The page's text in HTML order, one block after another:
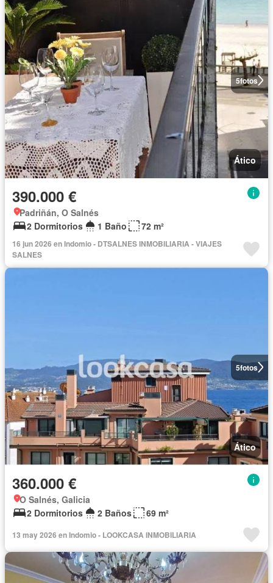
5fotos
Ático
390.000 €
Padriñán, O Salnés
2 Dormitorios
1 Baño 72 m²
16 jun 2026 en Indomio - DTSALNES INMOBILIARIA - VIAJES
SALNES
5fotos
Ático
360.000 €
O Salnés, Galicia
2 Dormitorios
2 Baños 69 m²
13 may 2026 en Indomio - LOOKCASA INMOBILIARIA